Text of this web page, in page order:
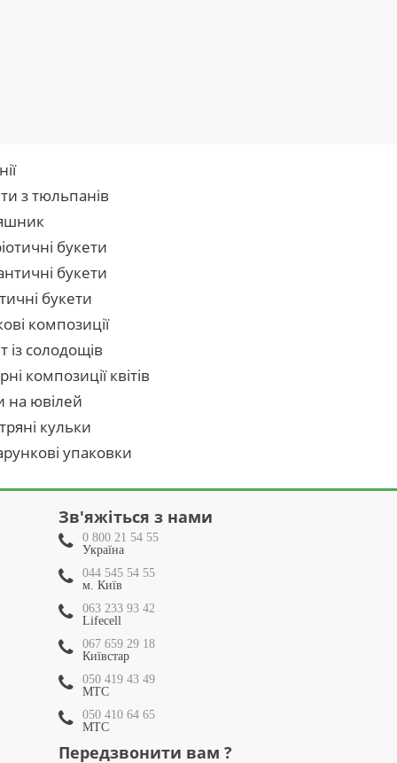
з тюльпанів
букети
букети
букети
композиції
із солодощів
композиції квітів
на ювілей
кульки
упаковки
Зв'яжіться з нами
0 800 21 54 55
Україна
044 545 54 55
м. Київ
063 233 93 42
Lifecell
067 659 29 18
Київстар
050 419 43 49
МТС
050 410 64 65
МТС
Передзвонити вам ?